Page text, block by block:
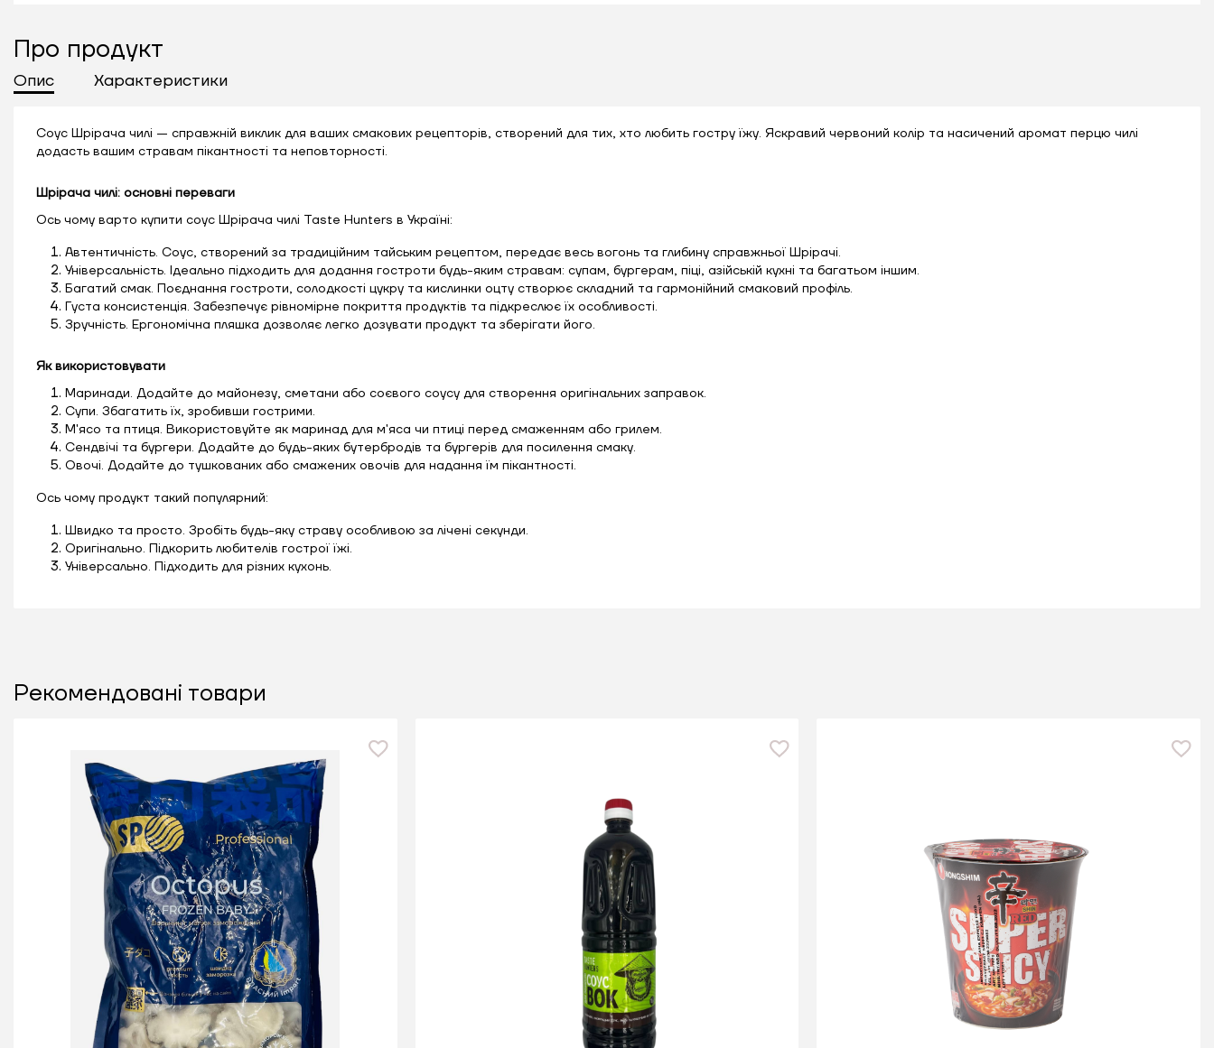
Про продукт
Опис Характеристики
Соус Шрірача чилі — справжній виклик для ваших смакових рецепторів, створений для тих, хто любить гостру їжу. Яскравий червоний колір та насичений аромат перцю чилі
додасть вашим стравам пікантності та неповторності.
Шрірача чилі: основні переваги
Ось чому варто купити соус Шрірача чилі Taste Hunters в Україні:
Автентичність. Соус, створений за традиційним тайським рецептом, передає весь вогонь та глибину справжньої Шрірачі.
Універсальність. Ідеально підходить для додання гостроти будь-яким стравам: супам, бургерам, піці, азійській кухні та багатьом іншим.
Багатий смак. Поєднання гостроти, солодкості цукру та кислинки оцту створює складний та гармонійний смаковий профіль.
Густа консистенція. Забезпечує рівномірне покриття продуктів та підкреслює їх особливості.
Зручність. Ергономічна пляшка дозволяє легко дозувати продукт та зберігати його.
Як використовувати
Маринади. Додайте до майонезу, сметани або соєвого соусу для створення оригінальних заправок.
Супи. Збагатить їх, зробивши гострими.
М'ясо та птиця. Використовуйте як маринад для м'яса чи птиці перед смаженням або грилем.
Сендвічі та бургери. Додайте до будь-яких бутербродів та бургерів для посилення смаку.
Овочі. Додайте до тушкованих або смажених овочів для надання їм пікантності.
Ось чому продукт такий популярний:
Швидко та просто. Зробіть будь-яку страву особливою за лічені секунди.
Оригінально. Підкорить любителів гострої їжі.
Універсально. Підходить для різних кухонь.
Рекомендовані товари